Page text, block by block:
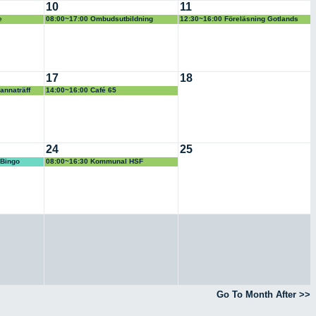
10
08:00~17:00 Ombudsutbildning
11
12:30~16:00 Föreläsning Gotlands
Vävare
17
14:00~16:00 Café 65
18
24
08:00~16:30 Kommunal HSF
ombudsutbildning
25
Go To Month After >>